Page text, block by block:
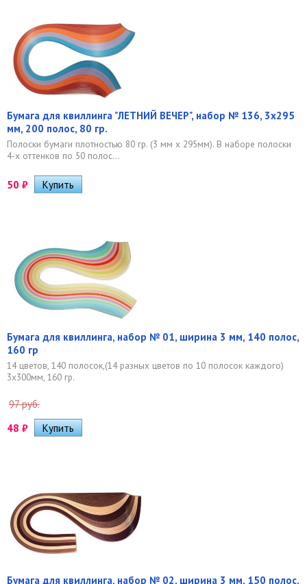
Бумага для квиллинга "ЛЕТНИЙ ВЕЧЕР", набор № 136, 3х295
мм, 200 полос, 80 гр.
Полоски бумаги плотностью 80 гр. (3 мм x 295мм). В наборе полоски
4-х оттенков по 50 полос...
50 ₽
Бумага для квиллинга, набор № 01, ширина 3 мм, 140 полос,
160 гр
14 цветов, 140 полосок,(14 разных цветов по 10 полосок каждого)
3х300мм, 160 гр.
97 руб.
48 ₽
Бумага для квиллинга, набор № 02, ширина 3 мм, 150 полос,